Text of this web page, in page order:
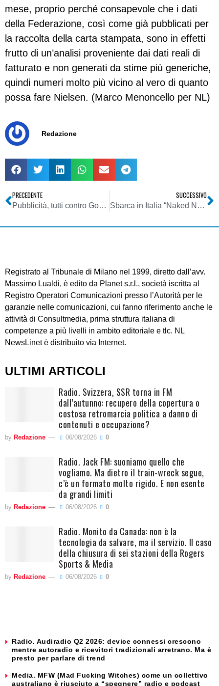
mese, proprio perché consapevole che i dati
della Federazione, così come già pubblicati per
la raccolta della carta stampata, sono in effetti
frutto di un’analisi proveniente dai dati reali di
fatturato e non generati da stime più generiche,
quindi numeri molto più vicino al vero di quanto
possa fare Nielsen. (Marco Menoncello per NL)
Redazione
PRECEDENTE
Pubblicità, tutti contro Google
SUCCESSIVO
Sbarca in Italia “Naked News”, il tg che non nasconde nulla
Registrato al Tribunale di Milano nel 1999, diretto dall’avv.
Massimo Lualdi, è edito da Planet s.r.l., società iscritta al
Registro Operatori Comunicazioni presso l’Autorità per le
garanzie nelle comunicazioni, cui fanno riferimento anche le
attività di Consultmedia, prima struttura italiana di
competenze a più livelli in ambito editoriale e tlc. NL
NewsLinet è distribuito via Internet.
ULTIMI ARTICOLI
Radio. Svizzera, SSR torna in FM
dall’autunno: recupero della copertura o
costosa retromarcia politica a danno di
contenuti e occupazione?
by Redazione 06/08/2026 0
Radio. Jack FM: suoniamo quello che
vogliamo. Ma dietro il train-wreck segue,
c’è un formato molto rigido. E non esente
da grandi limiti
by Redazione 06/08/2026 0
Radio. Monito da Canada: non è la
tecnologia da salvare, ma il servizio. Il caso
della chiusura di sei stazioni della Rogers
Sports & Media
by Redazione 06/08/2026 0
Radio. Audiradio Q2 2026: device connessi crescono
mentre autoradio e ricevitori tradizionali arretrano. Ma è
presto per parlare di trend
Media. MFW (Mad Fucking Witches) come un collettivo
australiano è riusciuto a “spegnere” radio e podcast